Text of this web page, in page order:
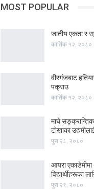
MOST POPULAR
जातीय एकता र
कार्तिक १२, २०८०
वीरगंजबाट
पक्राउ
कार्तिक १२, २०८०
माघे
टोखाका
पुस २८, २०८०
आयरा
विद्यार्थीहरूका
पुस २९, २०८०